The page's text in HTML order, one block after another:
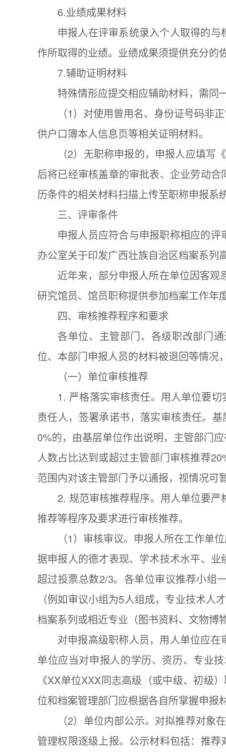
6.业绩成果材料
申报人在评审系统录入个人取得的
作所取得的业绩。业绩成果须提供充分
7.辅助证明材料
特殊情形应提交相应辅助材料，需同
（1）对使用曾用名、身份证号码非
供户口簿本人信息页等相关证明材料。
（2）无职称申报的，申报人应填
后将已经审核盖章的审批表、企业劳动
历条件的相关材料扫描上传至职称申报系
三、评审条件
申报人员应符合与申报职称相应的
办公室关于印发广西壮族自治区档案系
近年来，部分申报人所在单位因客
研究馆员、馆员职称提供参加档案工作年
四、审核推荐程序和要求
各单位、主管部门、各级职改部门
位、本部门申报人员的材料被退回等情
（一）单位审核推荐
1. 严格落实审核责任。用人单位要
责任人，签署承诺书，落实审核责任。
0%的，由基层单位作出说明，主管部门
人数占比达到或超过主管部门审核推荐
范围内对该主管部门予以通报，视情况可
2. 规范审核推荐程序。用人单位要
推荐等程序及要求进行审核推荐。
（1）审核审议。申报人所在工作单
据申报人的德才表现、学术技术水平、
超过投票总数2/3。各单位审议推荐小组
（例如审议小组为5人组成，专业技术
档案系列或相近专业（图书资料、文物博
对申报高级职称人员，用人单位应
单位应当对申报人的学历、资历、专业
《XX单位XXX同志高级（或中级、初级
位和档案管理部门应根据各自所掌握申
（2）单位内部公示。对拟推荐对
管理权限逐级上报。公示材料包括：推